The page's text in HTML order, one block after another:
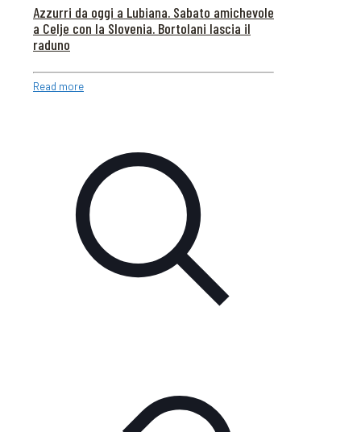
Azzurri da oggi a Lubiana. Sabato amichevole
a Celje con la Slovenia. Bortolani lascia il
raduno
Read more